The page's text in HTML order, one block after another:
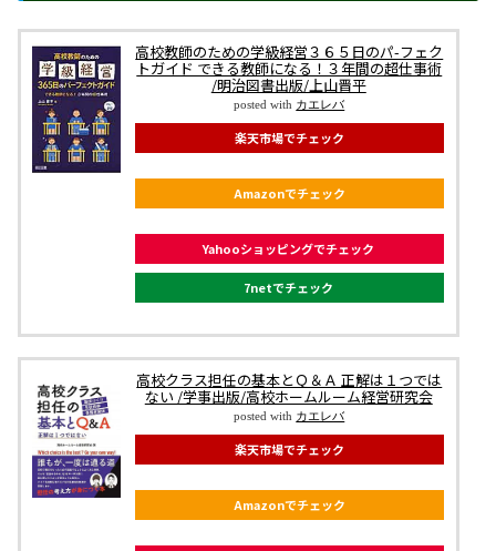
高校教師のための学級経営３６５日のパ-フェク
トガイド できる教師になる！３年間の超仕事術
/明治図書出版/上山晋平
posted with カエレバ
楽天市場でチェック
Amazonでチェック
Yahooショッピングでチェック
7netでチェック
高校クラス担任の基本とＱ＆Ａ 正解は１つでは
ない /学事出版/高校ホームルーム経営研究会
posted with カエレバ
楽天市場でチェック
Amazonでチェック